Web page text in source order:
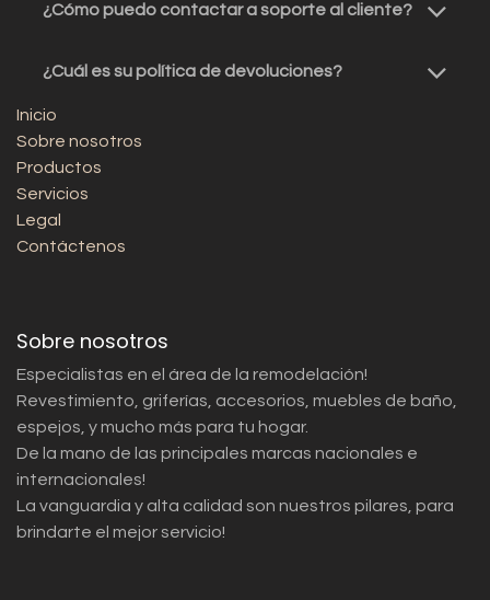
¿Cómo puedo contactar a soporte al cliente?
¿Cuál es su política de devoluciones?
Inicio
Sobre nosotros
Productos
Servicios
Legal
Contáctenos
Sobre nosotros
Especialistas en el área de la remodelación!
Revestimiento, griferías, accesorios, muebles de baño,
espejos, y mucho más para tu hogar.
De la mano de las principales marcas nacionales e
internacionales!
La vanguardia y alta calidad son nuestros pilares, para
brindarte el mejor servicio!